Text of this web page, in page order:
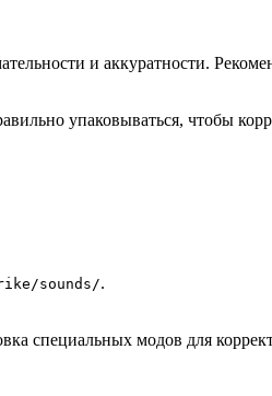
и аккуратности.
упаковываться, чтобы
sounds/.
специальных модов для